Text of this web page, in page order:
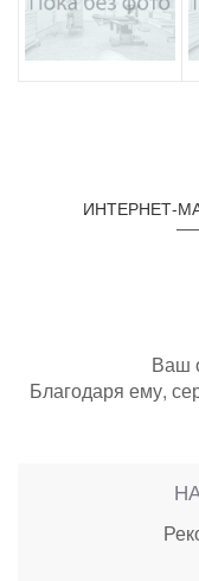
ИНТЕРНЕТ-
Ваш
Благодаря ему,